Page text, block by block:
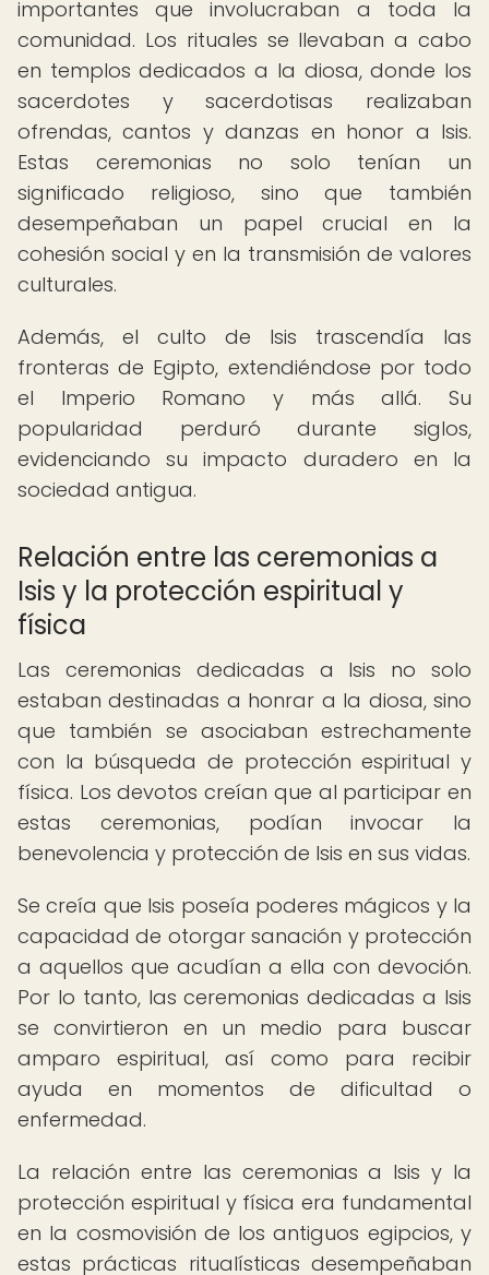
importantes que involucraban a toda la
comunidad. Los rituales se llevaban a cabo
en templos dedicados a la diosa, donde los
sacerdotes y sacerdotisas realizaban
ofrendas, cantos y danzas en honor a Isis.
Estas ceremonias no solo tenían un
significado religioso, sino que también
desempeñaban un papel crucial en la
cohesión social y en la transmisión de valores
culturales.
Además, el culto de Isis trascendía las
fronteras de Egipto, extendiéndose por todo
el Imperio Romano y más allá. Su
popularidad perduró durante siglos,
evidenciando su impacto duradero en la
sociedad antigua.
Relación entre las ceremonias a
Isis y la protección espiritual y
física
Las ceremonias dedicadas a Isis no solo
estaban destinadas a honrar a la diosa, sino
que también se asociaban estrechamente
con la búsqueda de protección espiritual y
física. Los devotos creían que al participar en
estas ceremonias, podían invocar la
benevolencia y protección de Isis en sus vidas.
Se creía que Isis poseía poderes mágicos y la
capacidad de otorgar sanación y protección
a aquellos que acudían a ella con devoción.
Por lo tanto, las ceremonias dedicadas a Isis
se convirtieron en un medio para buscar
amparo espiritual, así como para recibir
ayuda en momentos de dificultad o
enfermedad.
La relación entre las ceremonias a Isis y la
protección espiritual y física era fundamental
en la cosmovisión de los antiguos egipcios, y
estas prácticas ritualísticas desempeñaban